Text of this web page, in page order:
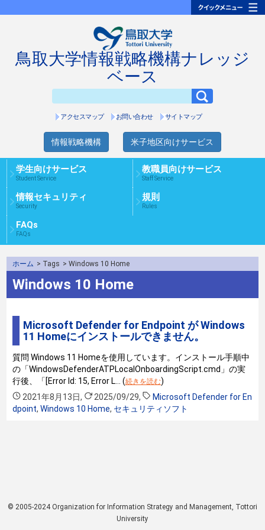
鳥取大学情報戦略機構ナレッジ
ベース
アクセスマップ お問い合わせ サイトマップ
情報戦略機構 米子地区向けサービス
学生向けサービス
Student Service
教職員向けサービス
Staff Service
情報セキュリティ
Security
規則
Rules
FAQs
FAQs
ホーム > Tags > Windows 10 Home
Windows 10 Home
Microsoft Defender for Endpoint が Windows
11 Homeにインストールできません。
質問 Windows 11 Homeを使用しています。インストール手順中
の「WindowsDefenderATPLocalOnboardingScript.cmd」の実
行後、「[Error Id: 15, Error L… (続きを読む)
2021年8月13日, 2025/09/29,
Microsoft Defender for En
dpoint,Windows 10 Home, セキュリティソフト
© 2005-2024 Organization for Information Strategy and Management, Tottori
University